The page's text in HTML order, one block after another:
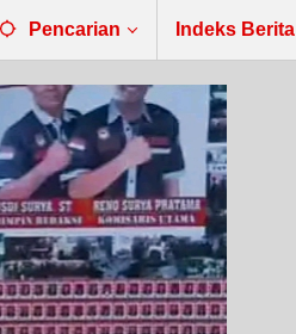
Pencarian Indeks Berita